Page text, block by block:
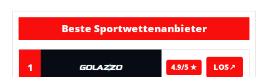
Beste Sportwettenanbieter
1 4.9/5 ★ LOS↗